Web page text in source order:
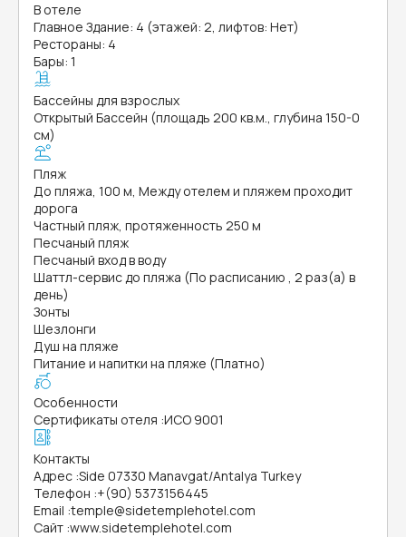
В отеле
Главное Здание: 4 (этажей: 2, лифтов: Нет)
Рестораны: 4
Бары: 1
Бассейны для взрослых
Открытый Бассейн (площадь 200 кв.м., глубина 150-0
см)
Пляж
До пляжа, 100 м, Между отелем и пляжем проходит
дорога
Частный пляж, протяженность 250 м
Песчаный пляж
Песчаный вход в воду
Шаттл-сервис до пляжа (По расписанию , 2 раз(а) в
день)
Зонты
Шезлонги
Душ на пляже
Питание и напитки на пляже (Платно)
Особенности
Сертификаты отеля :ИСО 9001
Контакты
Адрес :Side 07330 Manavgat/Antalya Turkey
Телефон :+(90) 5373156445
Email :temple@sidetemplehotel.com
Сайт :www.sidetemplehotel.com